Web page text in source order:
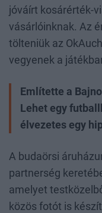
jóváírt kosárérték-
vásárlóinknak. Az
tölteniük az
vegyenek a
Említette a
Lehet egy
élvezetes egy
A budaörsi
partnerség
amelyet
közös fotót is